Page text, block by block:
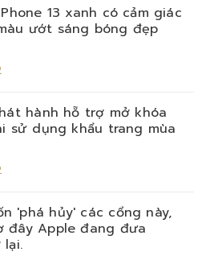
13 xanh có cảm giác
ướt sáng bóng đẹp
hành hỗ trợ mở khóa
sử dụng khẩu trang mùa
'phá hủy' các cổng này,
đây Apple đang đưa